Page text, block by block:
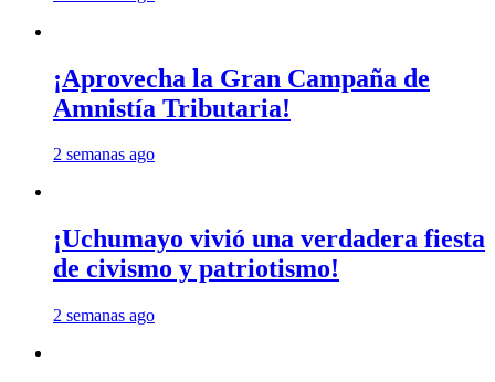
¡Aprovecha la Gran Campaña de
Amnistía Tributaria!
2 semanas ago
¡Uchumayo vivió una verdadera fiesta
de civismo y patriotismo!
2 semanas ago